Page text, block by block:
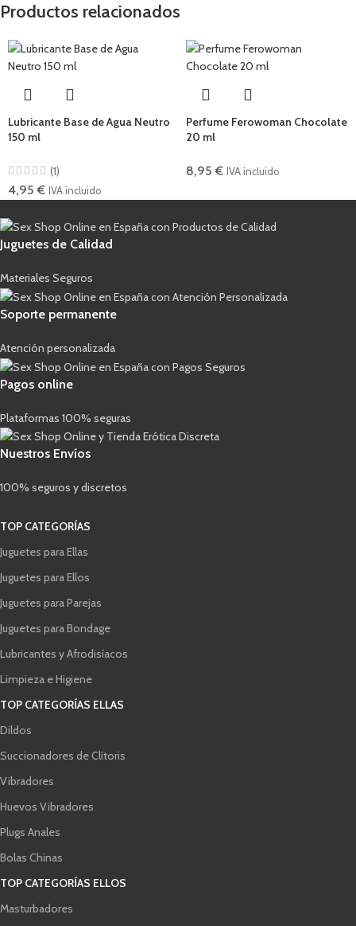
Productos relacionados
Lubricante Base de Agua Neutro
150 ml
(1)
4,95€ IVA incluido
Perfume Ferowoman Chocolate
20 ml
8,95€ IVA incluido
Juguetes de Calidad
Materiales Seguros
Soporte permanente
Atención personalizada
Pagos online
Plataformas 100% seguras
Nuestros Envíos
100% seguros y discretos
TOP CATEGORÍAS
Juguetes para Ellas
Juguetes para Ellos
Juguetes para Parejas
Juguetes para Bondage
Lubricantes y Afrodisíacos
Limpieza e Higiene
TOP CATEGORÍAS ELLAS
Dildos
Succionadores de Clítoris
Vibradores
Huevos Vibradores
Plugs Anales
Bolas Chinas
TOP CATEGORÍAS ELLOS
Masturbadores